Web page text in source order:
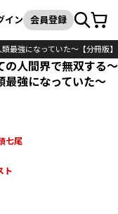
検索
イン 会員登録カート
最強になっていた～【分冊版】
の人間界で無双する～
最強になっていた～
七尾
ト